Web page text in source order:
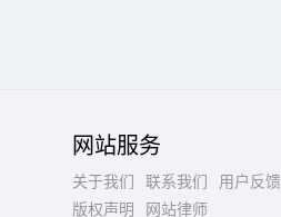
网站服务
关于我们 联系我们
用户反馈
版权声明
网站律师